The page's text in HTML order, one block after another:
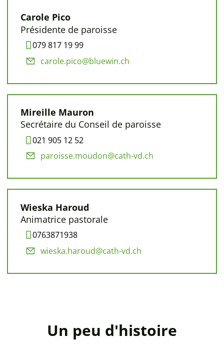
Carole Pico
Présidente de paroisse
079 817 19 99
carole.pico@bluewin.ch
Mireille Mauron
Secrétaire du Conseil de paroisse
021 905 12 52
paroisse.moudon@cath-vd.ch
Wieska Haroud
Animatrice pastorale
0763871938
wieska.haroud@cath-vd.ch
Un peu d'histoire